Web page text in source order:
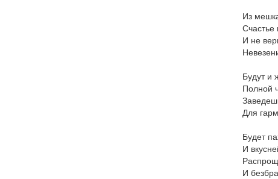
Из
Счастье
И не
Будут и
Полной
Для
Будет
И
И